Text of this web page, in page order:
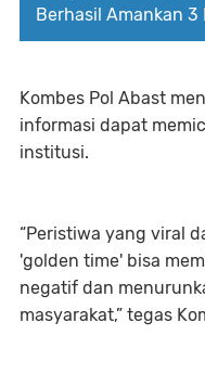
Berhasil Amankan 3
Kombes Pol Abast
informasi dapat
institusi.
“Peristiwa yang viral
'golden time' bisa
negatif dan
masyarakat,” tegas